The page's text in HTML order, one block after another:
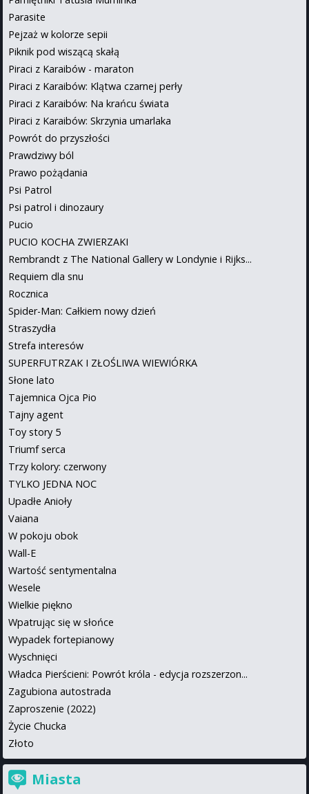
Parasite
Pejzaż w kolorze sepii
Piknik pod wiszącą skałą
Piraci z Karaibów - maraton
Piraci z Karaibów: Klątwa czarnej perły
Piraci z Karaibów: Na krańcu świata
Piraci z Karaibów: Skrzynia umarlaka
Powrót do przyszłości
Prawdziwy ból
Prawo pożądania
Psi Patrol
Psi patrol i dinozaury
Pucio
PUCIO KOCHA ZWIERZAKI
Rembrandt z The National Gallery w Londynie i Rijks...
Requiem dla snu
Rocznica
Spider-Man: Całkiem nowy dzień
Straszydła
Strefa interesów
SUPERFUTRZAK I ZŁOŚLIWA WIEWIÓRKA
Słone lato
Tajemnica Ojca Pio
Tajny agent
Toy story 5
Triumf serca
Trzy kolory: czerwony
TYLKO JEDNA NOC
Upadłe Anioły
Vaiana
W pokoju obok
Wall-E
Wartość sentymentalna
Wesele
Wielkie piękno
Wpatrując się w słońce
Wypadek fortepianowy
Wyschnięci
Władca Pierścieni: Powrót króla - edycja rozszerzon...
Zagubiona autostrada
Zaproszenie (2022)
Życie Chucka
Złoto
Miasta